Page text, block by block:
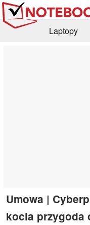
Laptopy
Umowa |
kocia przygoda